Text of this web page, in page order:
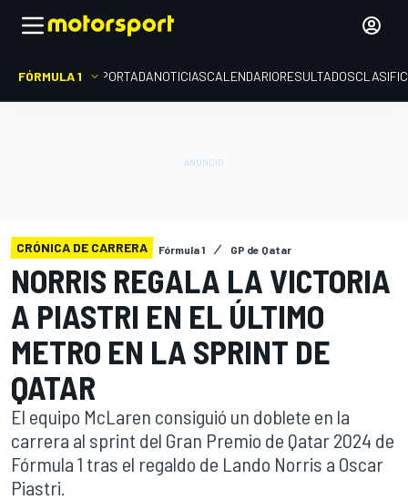
FÓRMULA 1 PORTADANOTICIASCALENDARIORESULTADOS
CRÓNICA DE CARRERA Fórmula 1 GP de Qatar
NORRIS REGALA LA VICTORIA
A PIASTRI EN EL ÚLTIMO
METRO EN LA SPRINT DE
QATAR
El equipo McLaren consiguió un doblete en la
carrera al sprint del Gran Premio de Qatar 2024 de
Fórmula 1 tras el regaldo de Lando Norris a Oscar
Piastri.